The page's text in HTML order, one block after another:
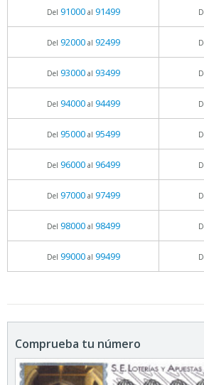
Del 91000al 91499
Del 92000al 92499
Del 93000al 93499
Del 94000al 94499
Del 95000al 95499
Del 96000al 96499
Del 97000al 97499
Del 98000al 98499
Del 99000al 99499
Comprueba tu número